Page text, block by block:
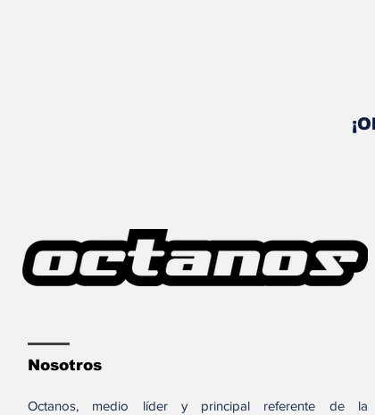
Nosotros
Octanos, medio líder y principal referente de la